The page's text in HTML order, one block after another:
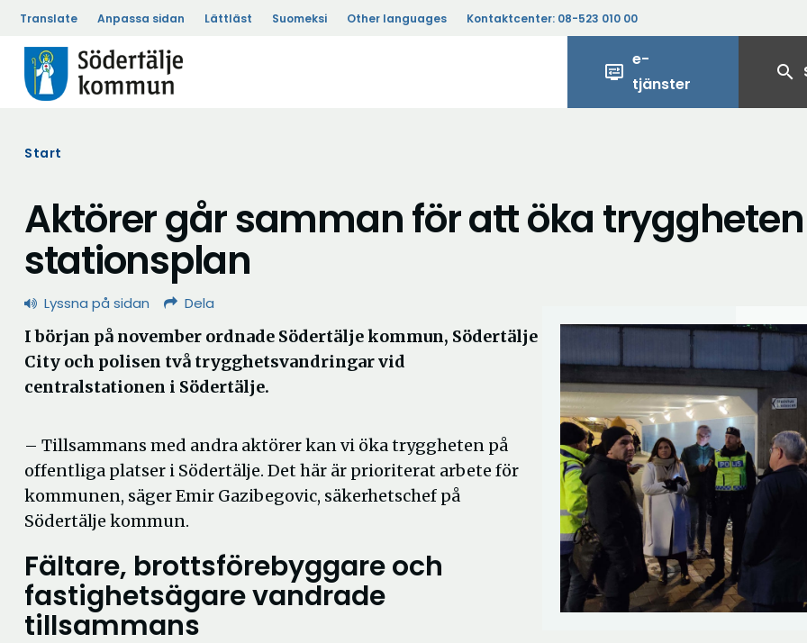
Translate Anpassa sidan Lättläst Suomeksi Other languages Kontaktcenter: 08-523 010 00
display_settings
e-
tjänster
search
Start
Aktörer går samman för att öka
stationsplan
Lyssna på sidan Dela
I början på november ordnade Södertälje kommun, Södertälje
City och polisen två trygghetsvandringar vid
centralstationen i Södertälje.
– Tillsammans med andra aktörer kan vi öka tryggheten på
offentliga platser i Södertälje. Det här är prioriterat arbete för
kommunen, säger Emir Gazibegovic, säkerhetschef på
Södertälje kommun.
Fältare, brottsförebyggare och
fastighetsägare vandrade
tillsammans